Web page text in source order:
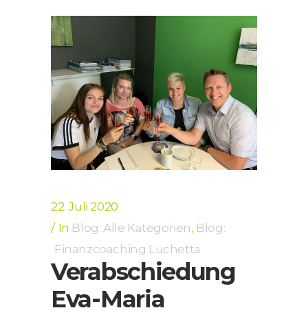
22. Juli 2020
In Blog: Alle Kategorien, Blog:
Finanzcoaching Luchetta
Verabschiedung
Eva-Maria